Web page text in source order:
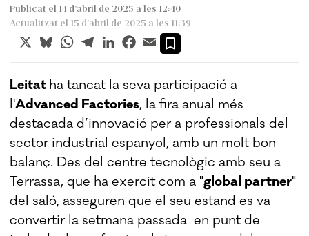
Publicat el 14 d’abril de 2025 a les 12:40
Actualitzat el 15 d’abril de 2025 a les 11:39
X BlueskyWhatsApp
TelegramLinkedInFacebook
Email
Leitat ha tancat la seva participació a
l'Advanced Factories, la fira anual més
destacada d’innovació per a professionals del
sector industrial espanyol, amb un molt bon
balanç. Des del centre tecnològic amb seu a
Terrassa, que ha exercit com a "global partner"
del saló, asseguren que el seu estand es va
convertir la setmana passada en punt de